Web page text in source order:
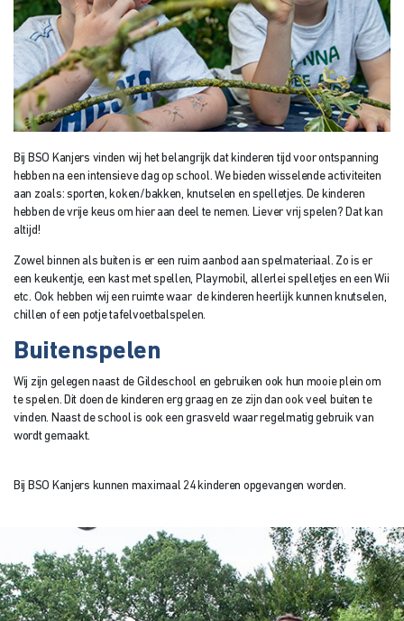
Bij BSO Kanjers vinden wij het belangrijk dat kinderen tijd voor ontspanning
hebben na een intensieve dag op school. We bieden wisselende activiteiten
aan zoals: sporten, koken/bakken, knutselen en spelletjes. De kinderen
hebben de vrije keus om hier aan deel te nemen. Liever vrij spelen? Dat kan
altijd!
Zowel binnen als buiten is er een ruim aanbod aan spelmateriaal. Zo is er
een keukentje, een kast met spellen, Playmobil, allerlei spelletjes en een Wii
etc. Ook hebben wij een ruimte waar de kinderen heerlijk kunnen knutselen,
chillen of een potje tafelvoetbalspelen.
Buitenspelen
Wij zijn gelegen naast de Gildeschool en gebruiken ook hun mooie plein om
te spelen. Dit doen de kinderen erg graag en ze zijn dan ook veel buiten te
vinden. Naast de school is ook een grasveld waar regelmatig gebruik van
wordt gemaakt.
Bij BSO Kanjers kunnen maximaal 24 kinderen opgevangen worden.